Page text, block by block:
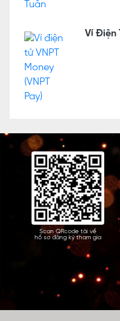
Ví Điện
Scan QRcode tải về
hồ sơ đăng ký tham gia